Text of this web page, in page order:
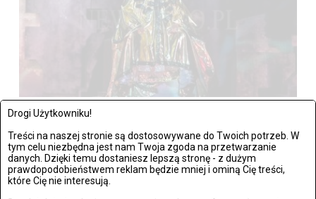
Drogi Użytkowniku!
Treści na naszej stronie są dostosowywane do Twoich potrzeb. W
tym celu niezbędna jest nam Twoja zgoda na przetwarzanie
danych. Dzięki temu dostaniesz lepszą stronę - z dużym
prawdopodobieństwem reklam będzie mniej i ominą Cię treści,
które Cię nie interesują.
Wrocław: Romeo i Julia - próba prasowa we wrocławskim
Teatrze Capitol
Zdjęć: 26